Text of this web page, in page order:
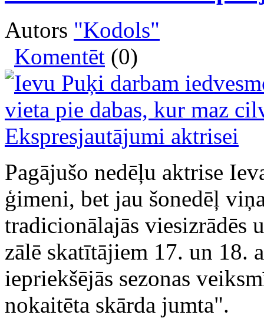
Autors "Kodols"
Komentēt (0)
Pagājušo nedēļu aktrise
ģimeni, bet jau šonedēļ
tradicionālajās viesizrādēs
zālē skatītājiem 17. un 18.
iepriekšējās sezonas
nokaitēta skārda jumta".